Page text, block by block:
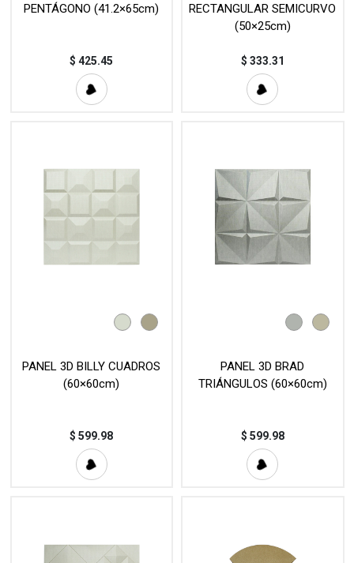
PENTÁGONO (41.2×65cm)
$425.45
RECTANGULAR SEMICURVO
(50×25cm)
$ 333.31
PANEL 3D BILLY CUADROS
(60×60cm)
$599.98
PANEL 3D BRAD
TRIÁNGULOS (60×60cm)
$ 599.98